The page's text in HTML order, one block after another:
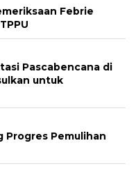
Febrie
Pascabencana di
untuk
Progres Pemulihan